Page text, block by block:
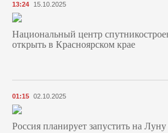
13:24 15.10.2025
Национальный центр
открыть в Красноярском крае
01:15 02.10.2025
Россия планирует запустить на